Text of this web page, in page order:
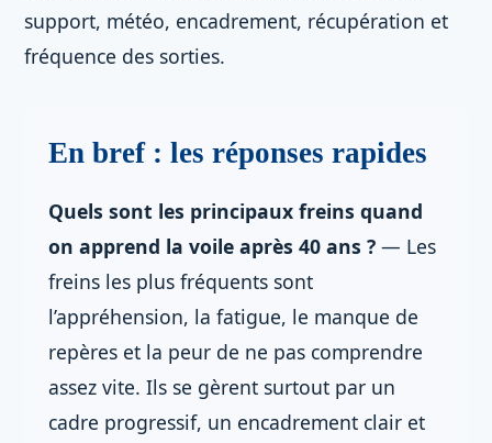
support, météo, encadrement, récupération et
fréquence des sorties.
En bref : les réponses rapides
Quels sont les principaux freins quand
on apprend la voile après 40 ans ? — Les
freins les plus fréquents sont
l’appréhension, la fatigue, le manque de
repères et la peur de ne pas comprendre
assez vite. Ils se gèrent surtout par un
cadre progressif, un encadrement clair et